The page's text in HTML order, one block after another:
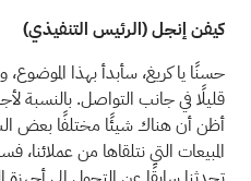
كيفن إنجل (الرئيس التنفيذي)
حسنًا يا كريغ، سأبدأ بهذا
قليلًا في جانب التواصل. بالنسبة
أظن أن هناك شيئًا مختلفًا بعض
المبيعات التي نتلقاها من عملائنا،